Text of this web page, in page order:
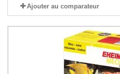
Ajouter au comparateur